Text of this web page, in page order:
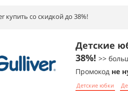
купить со скидкой до 38%!
Детские
38%! >>
Промокод не
Детские юбки